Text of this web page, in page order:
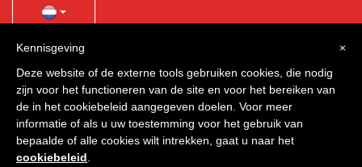
Quality Homes Costa Calida
is a registered trademark of
La Manga Holiday Home SL duly registered with CIF / tax
no. B-30750053 and address: Bella Luz 07-05, 30389 La
Manga Club, Cartagena, Murcia, Spain.
×
Kennisgeving
Deze website of de externe tools gebruiken cookies, die nodig
zijn voor het functioneren van de site en voor het bereiken van
de in het cookiebeleid aangegeven doelen. Voor meer
informatie of als u uw toestemming voor het gebruik van
bepaalde of alle cookies wilt intrekken, gaat u naar het
cookiebeleid